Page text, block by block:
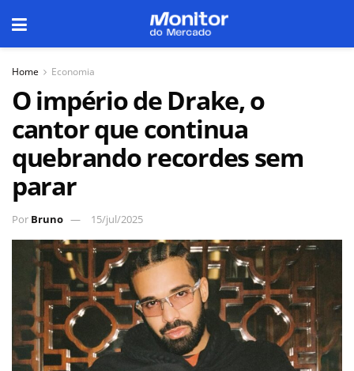
Home Economia
O império de Drake, o
cantor que continua
quebrando recordes sem
parar
Por Bruno 15/jul/2025